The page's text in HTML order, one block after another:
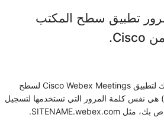
تطبيق سطح المكتب
ستكون كلمة المرور الخاصة بك لتطبيق Cisco Webex Meetings لسطح
المكتب أو أدوات الإنتاجية (PT) هي نفس كلمة المرور التي تستخدمها لتسجيل